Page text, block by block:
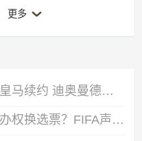
更多
罗马诺：维尼修斯接近与皇马续约 迪奥曼德官宣很快到来
因凡蒂诺用世界杯决赛举办权换选票？FIFA声明：相关说法均是假的